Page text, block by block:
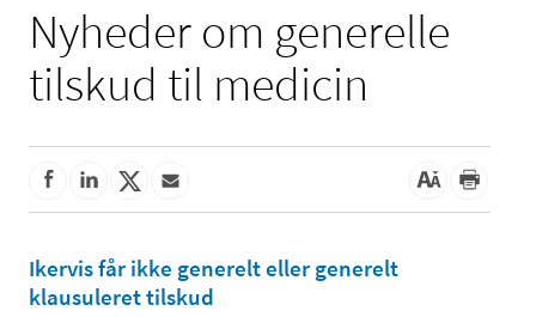
Nyheder om generelle
tilskud til medicin
Ikervis får ikke generelt eller generelt
klausuleret tilskud